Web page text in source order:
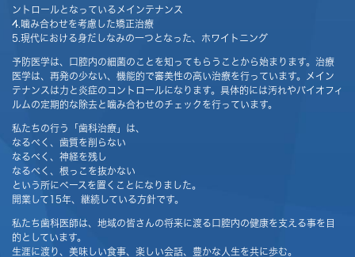
ントロールとなっているメインテナンス
4.噛み合わせを考慮した矯正治療
5.現代における身だしなみの一つとなった、ホワイトニング
予防医学は、口腔内の細菌のことを知ってもらうことから始まります。治療
医学は、再発の少ない、機能的で審美性の高い治療を行っています。メイン
テナンスは力と炎症のコントロールになります。具体的には汚れやバイオフィ
ルムの定期的な除去と噛み合わせのチェックを行っています。
私たちの行う「歯科治療」は、
なるべく、歯質を削らない
なるべく、神経を残し
なるべく、根っこを抜かない
という所にベースを置くことになりました。
開業して15年、継続している方針です。
私たち歯科医師は、地域の皆さんの将来に渡る口腔内の健康を支える事を目
的としています。
生涯に渡り、美味しい食事、楽しい会話、豊かな人生を共に歩む。